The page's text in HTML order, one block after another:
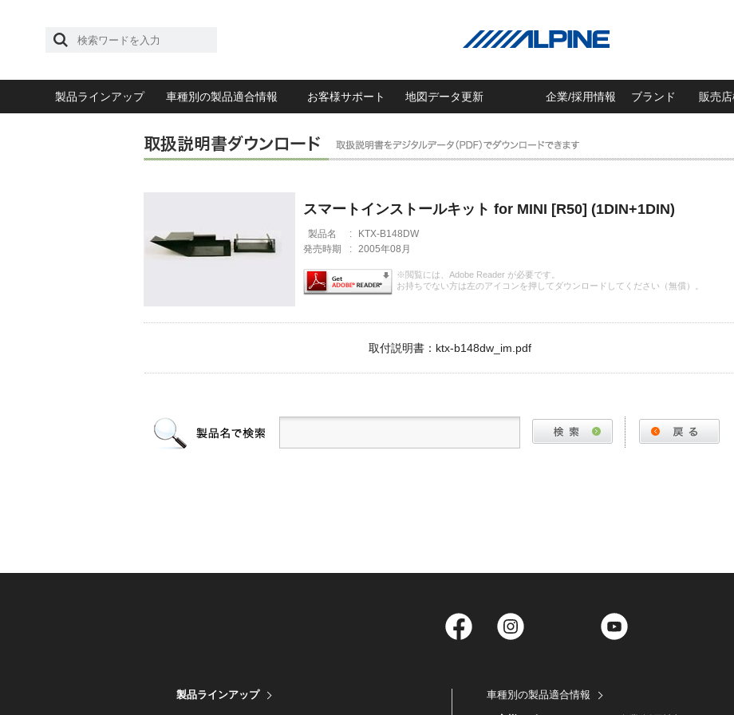
製品ラインアップ 車種別の製品適合情報 お客様サポート 地図データ更新 企業/採用情報 ブランド 販売
スマートインストールキット for MINI [R50] (1DIN+1DIN)
製品名 :
KTX-B148DW
発売時期
: 2005年08月
※閲覧には、Adobe Reader が必要です。
お持ちでない方は左のアイコンを押してダウンロードしてください（無償）。
取付説明書：ktx-b148dw_im.pdf
Facebook Twitter
製品ラインアップ 車種別の製品適合情報